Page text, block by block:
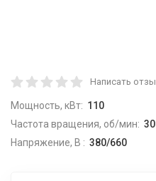
Написать
Мощность, кВт: 110
Частота вращения, об/мин:
Напряжение, В : 380/660